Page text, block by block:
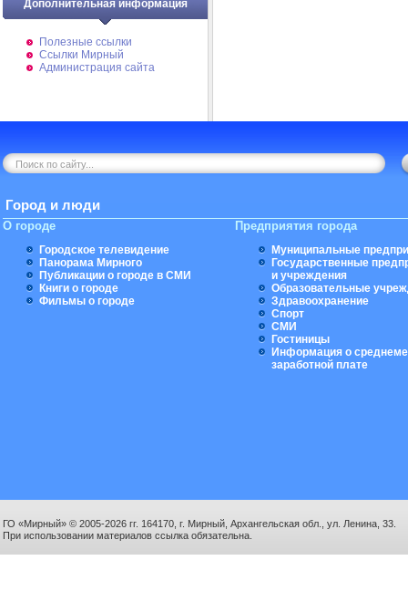
Дополнительная информация
Полезные ссылки
Ссылки Мирный
Администрация сайта
Город и люди
О городе
Городское телевидение
Панорама Мирного
Публикации о городе в СМИ
Книги о городе
Фильмы о городе
Предприятия города
Муниципальные
Государственные
и учреждения
Образовательные
Здравоохранение
Спорт
СМИ
Гостиницы
Информация о
заработной плате
ГО «Мирный» © 2005-2026 гг. 164170, г. Мирный, Архангельская обл., ул. Ленина, 33.
При использовании материалов ссылка обязательна.